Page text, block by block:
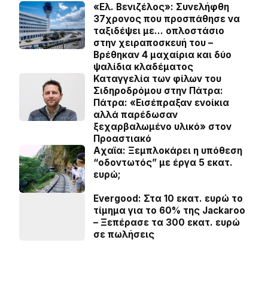
«Ελ. Βενιζέλος»: Συνελήφθη
37χρονος που προσπάθησε να
ταξιδέψει με… οπλοστάσιο
στην χειραποσκευή του –
Βρέθηκαν 4 μαχαίρια και δύο
ψαλίδια κλαδέματος
Καταγγελία των φίλων του
Σιδηροδρόμου στην Πάτρα:
Πάτρα: «Εισέπραξαν ενοίκια
αλλά παρέδωσαν
ξεχαρβαλωμένο υλικό» στον
Προαστιακό
Aχαϊα: Ξεμπλοκάρει η υπόθεση
“οδοντωτός” με έργα 5 εκατ.
ευρώ;
Evergood: Στα 10 εκατ. ευρώ το
τίμημα για το 60% της Jackaroo
– Ξεπέρασε τα 300 εκατ. ευρώ
σε πωλήσεις